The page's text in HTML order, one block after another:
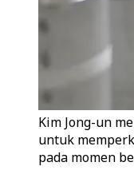
Kim Jong-un
untuk
pada momen